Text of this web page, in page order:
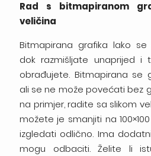
Rad s bitmapiranom
veličina
Bitmapirana grafika lako
dok razmišljate unaprijed i
obrađujete. Bitmapirana se
ali se ne može povećati bez
na primjer, radite sa slikom
možete je smanjiti na
izgledati odlično. Ima
mogu odbaciti. Želite li